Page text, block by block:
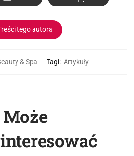
tego autora
& Spa Tagi: Artykuły
Może